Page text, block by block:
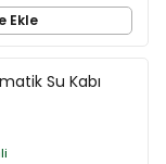
Ekle
Su Kabı